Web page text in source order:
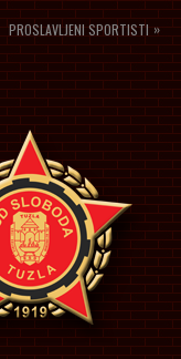
PROSLAVLJENI SPORTISTI »